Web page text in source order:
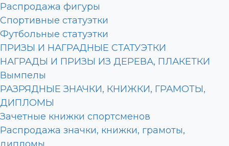
Распродажа фигуры
Спортивные статуэтки
Футбольные статуэтки
ПРИЗЫ И НАГРАДНЫЕ СТАТУЭТКИ
НАГРАДЫ И ПРИЗЫ ИЗ ДЕРЕВА, ПЛАКЕТКИ
Вымпелы
РАЗРЯДНЫЕ ЗНАЧКИ, КНИЖКИ, ГРАМОТЫ,
ДИПЛОМЫ
Зачетные книжки спортсменов
Распродажа значки, книжки, грамоты,
дипломы